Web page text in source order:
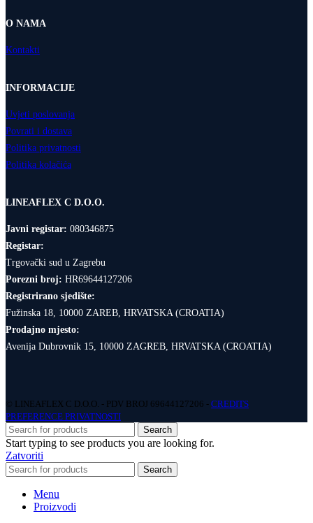
O NAMA
Kontakti
INFORMACIJE
Uvjeti poslovanja
Povrati i dostava
Politika privatnosti
Politika kolačića
LINEAFLEX C D.O.O.
Javni registar: 080346875
Registar:
Trgovački sud u Zagrebu
Porezni broj: HR69644127206
Registrirano sjedište:
Fužinska 18, 10000 ZAREB, HRVATSKA (CROATIA)
Prodajno mjesto:
Avenija Dubrovnik 15, 10000 ZAGREB, HRVATSKA (CROATIA)
© LINEAFLEX C D.O.O. - PDV BROJ 69644127206 - CREDITS
PREFERENCE PRIVATNOSTI
Search
Start typing to see products you are looking for.
Zatvoriti
Search
Menu
Proizvodi